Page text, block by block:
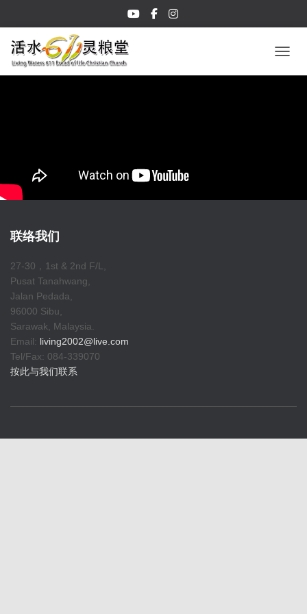
联络我们
27-30，1st & 2nd F/L,
Pusat Tanahwang,
Jalan Pedada,
96000 Sibu,
Sarawak, Malaysia.
Email: living2002@live.com
Tel/Fax: 084-339070
按此与我们联系